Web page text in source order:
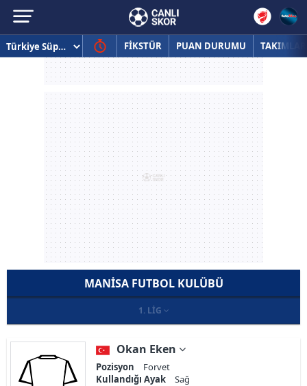
FİKSTÜR PUAN DURUMU TAKIMLAR
MANISA FUTBOL KULÜBÜ
1. LIG
Okan Eken
Pozisyon
Forvet
Kullandığı Ayak
Sağ